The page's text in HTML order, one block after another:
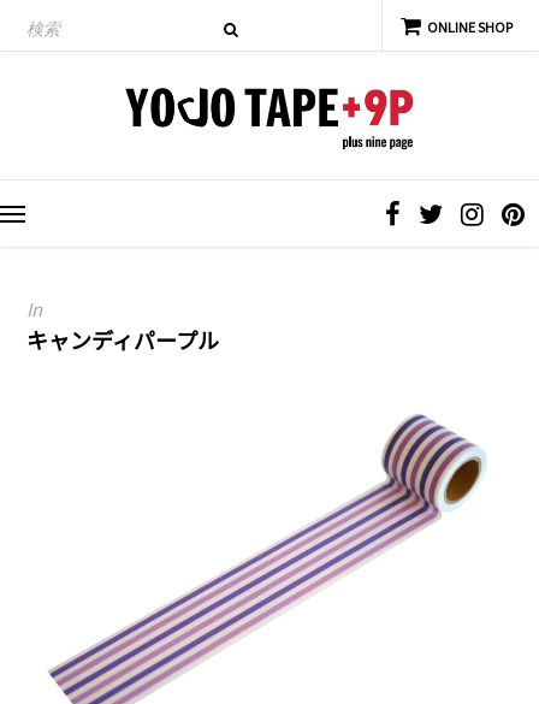
In
キャンディパープル